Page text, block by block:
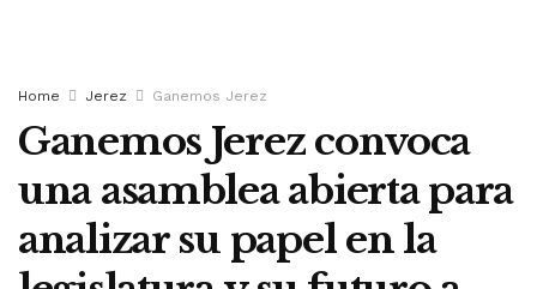
Home Jerez Ganemos Jerez
Ganemos Jerez convoca
una asamblea abierta para
analizar su papel en la